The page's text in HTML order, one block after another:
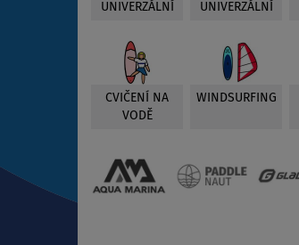
UNIVERZÁLNÍ
UNIVERZÁLNÍ
CVIČENÍ NA
VODĚ
WINDSURFING